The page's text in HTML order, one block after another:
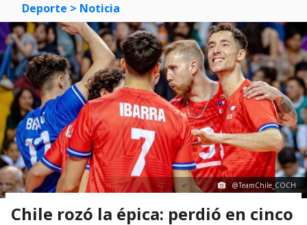
Deporte > Noticia
@TeamChile_COCH
Chile rozó la épica: perdió en cinco